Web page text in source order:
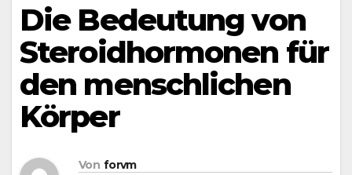
Die Bedeutung von
Steroidhormonen für
den menschlichen
Körper
Von forvm